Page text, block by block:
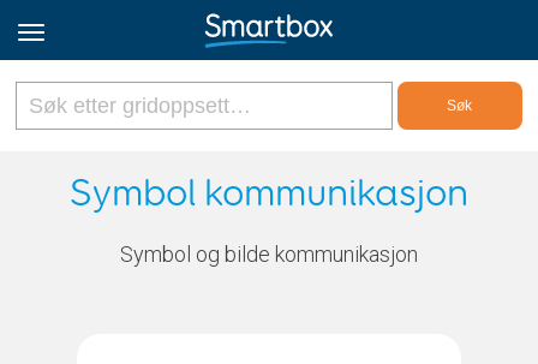
Online Grids
Logg inn
Symbol kommunikasjon
Symbol og bilde kommunikasjon